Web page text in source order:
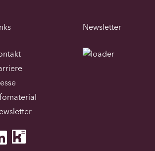
Newsletter